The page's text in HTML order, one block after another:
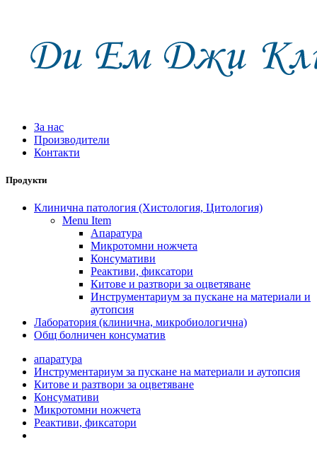
За нас
Производители
Контакти
Продукти
Клинична патология (Хистология, Цитология)
Menu Item
Апаратура
Микротомни ножчета
Консумативи
Реактиви, фиксатори
Китове и разтвори за оцветяване
Инструментариум за пускане на материали и
аутопсия
Лаборатория (клинична, микробиологична)
Общ болничен консуматив
апаратура
Инструментариум за пускане на материали и аутопсия
Китове и разтвори за оцветяване
Консумативи
Микротомни ножчета
Реактиви, фиксатори